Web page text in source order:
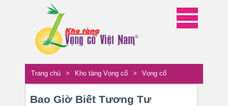
Trang chủ > Kho tàng Vọng cổ > Vọng cổ
Bao Giờ Biết Tương Tư